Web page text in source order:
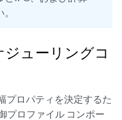
ューリングコ
プロパティを決定するた
プロファイル コンポー